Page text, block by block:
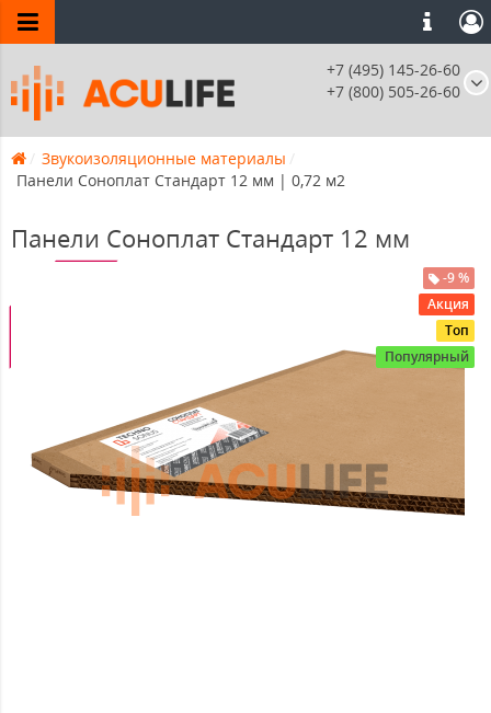
+7 (495) 145-26-60
+7 (800) 505-26-60
Звукоизоляционные материалы
Панели Соноплат Стандарт 12 мм | 0,72 м2
Панели Соноплат Стандарт 12 мм
-9 %
Акция
Топ
Популярный